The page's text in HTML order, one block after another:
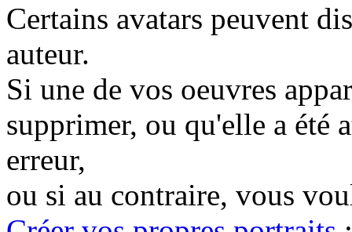
Certains avatars peuvent
auteur.
Si une de vos oeuvres
supprimer, ou qu'elle a été
erreur,
ou si au contraire, vous